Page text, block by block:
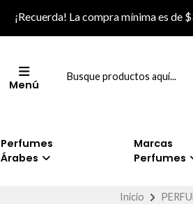
¡Recuerda! La compra mínima es de
Menú
Perfumes
Árabes
Marcas
Perfumes
Inicio